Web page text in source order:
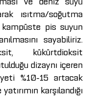
ısıtma/soğutma
pis suyun
sayabiliriz.
kükürtdioksit
dizaynı içeren
%10-15 artacak
karşılandığı